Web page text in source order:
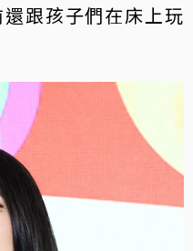
跟孩子們在床上玩